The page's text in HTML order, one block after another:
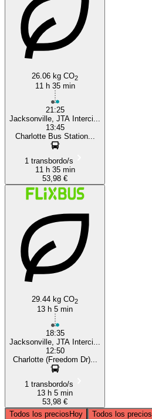
26.06 kg CO2
11 h 35 min
21:25
Jacksonville, JTA Interci...
13:45
Charlotte Bus Station...
1 transbordo/s
11 h 35 min
53,98 €
29.44 kg CO2
13 h 5 min
18:35
Jacksonville, JTA Interci...
12:50
Charlotte (Freedom Dr)...
1 transbordo/s
13 h 5 min
53,98 €
Todos los preciosHoy Todos los precios